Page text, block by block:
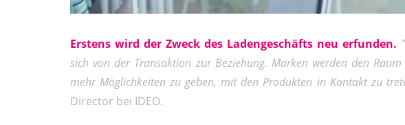
Erstens wird der Zweck des Ladengeschäfts neu erfunden.
sich von der Transaktion zur Beziehung. Marken werden den
mehr Möglichkeiten zu geben, mit den Produkten in Kontakt zu
Director bei IDEO.